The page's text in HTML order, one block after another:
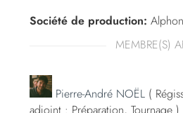
Société de production:
MEMBRE(S)
Pierre-André NOËL (